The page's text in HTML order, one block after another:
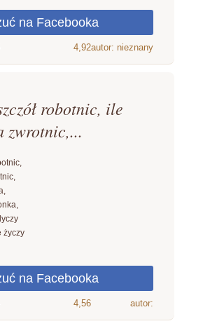
4,92autor: nieznany
robotnic, ile
zwrotnic,...
życzy
4,56 autor: